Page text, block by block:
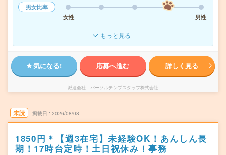
男女比率
女性
男性
もっと見る
気になる! 応募へ進む 詳しく見る
派遣会社 パーソルテンプスタッフ株式会社
未読 掲載日 2026/08/08
1850円＊【週3在宅】未経験OK！あんしん長
期！17時台定時！土日祝休み！事務